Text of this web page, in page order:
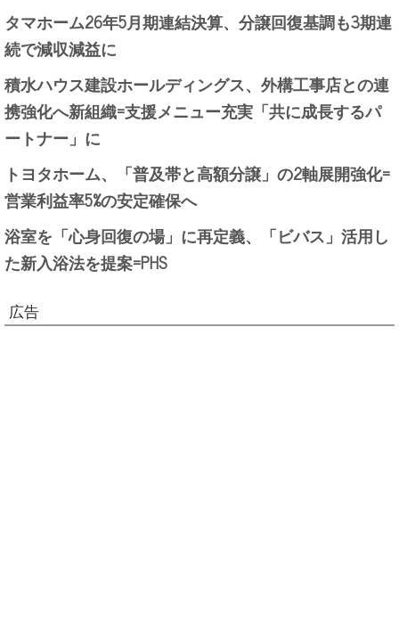
タマホーム26年5月期連結決算、分譲回復基調も3期連
続で減収減益に
積水ハウス建設ホールディングス、外構工事店との連
携強化へ新組織=支援メニュー充実「共に成長するパ
ートナー」に
トヨタホーム、「普及帯と高額分譲」の2軸展開強化=
営業利益率5%の安定確保へ
浴室を「心身回復の場」に再定義、「ビバス」活用し
た新入浴法を提案=PHS
広告